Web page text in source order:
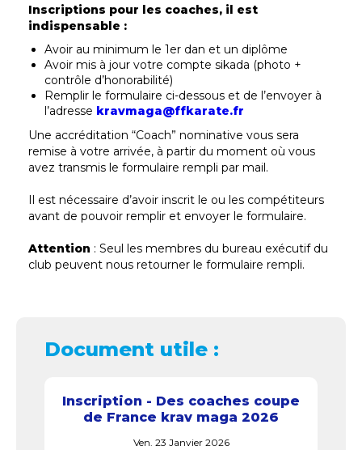
Inscriptions pour les coaches, il est
indispensable :
Avoir au minimum le 1er dan et un diplôme
Avoir mis à jour votre compte sikada (photo +
contrôle d’honorabilité)
Remplir le formulaire ci-dessous et de l’envoyer à
l’adresse kravmaga@ffkarate.fr
Une accréditation “Coach” nominative vous sera
remise à votre arrivée, à partir du moment où vous
avez transmis le formulaire rempli par mail.
Il est nécessaire d’avoir inscrit le ou les compétiteurs
avant de pouvoir remplir et envoyer le formulaire.
Attention : Seul les membres du bureau exécutif du
club peuvent nous retourner le formulaire rempli.
Document utile :
Inscription - Des coaches coupe
de France krav maga 2026
Ven. 23 Janvier 2026